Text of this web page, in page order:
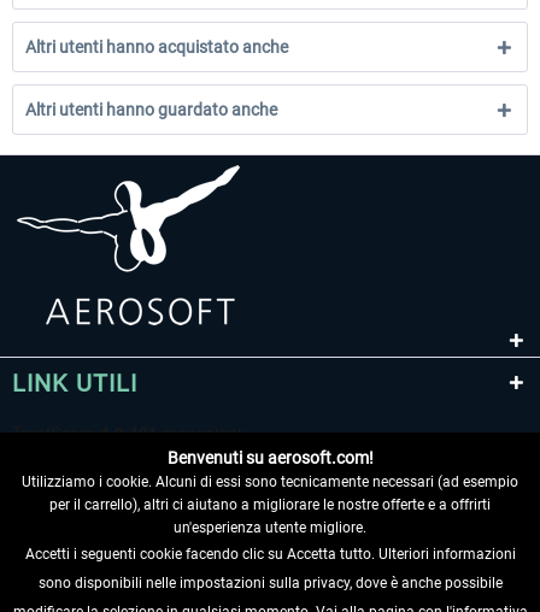
Altri utenti hanno acquistato anche
Altri utenti hanno guardato anche
LINK UTILI
RECEDERE DAL CONTRATTO
Benvenuti su aerosoft.com!
Utilizziamo i cookie. Alcuni di essi sono tecnicamente necessari (ad esempio
per il carrello), altri ci aiutano a migliorare le nostre offerte e a offrirti
un'esperienza utente migliore.
Accetti i seguenti cookie facendo clic su Accetta tutto. Ulteriori informazioni
sono disponibili nelle impostazioni sulla privacy, dove è anche possibile